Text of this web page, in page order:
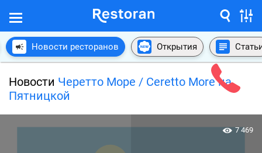
Новости ресторанов Открытия
Новости Черетто Море / Ceretto More на
Пятницкой
7 469